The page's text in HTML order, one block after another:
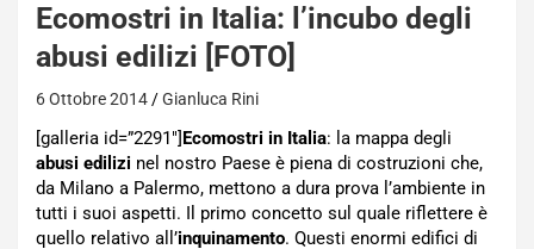
Ecomostri in Italia: l’incubo degli
abusi edilizi [FOTO]
6 Ottobre 2014 Gianluca Rini
[galleria id=”2291″]Ecomostri in Italia: la mappa degli
abusi edilizi nel nostro Paese è piena di costruzioni che,
da Milano a Palermo, mettono a dura prova l’ambiente in
tutti i suoi aspetti. Il primo concetto sul quale riflettere è
quello relativo all’inquinamento. Questi enormi edifici di